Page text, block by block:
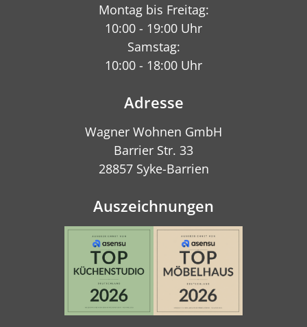
Montag bis Freitag:
10:00 - 19:00 Uhr
Samstag:
10:00 - 18:00 Uhr
Adresse
Wagner Wohnen GmbH
Barrier Str. 33
28857 Syke-Barrien
Auszeichnungen